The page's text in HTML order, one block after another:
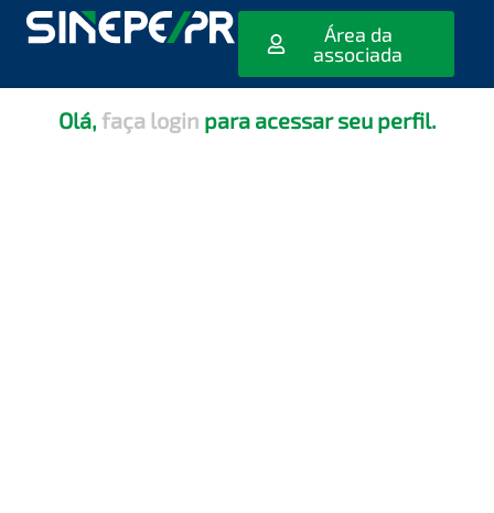
Área da
associada
[editar_escola_usuario]
Olá, faça login para acessar seu perfil.